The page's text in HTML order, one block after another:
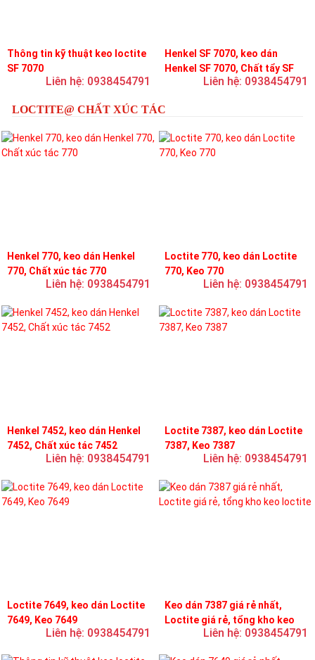
Thông tin kỹ thuật keo loctite
SF 7070
Liên hệ: 0938454791
Henkel SF 7070, keo dán
Henkel SF 7070, Chất tẩy SF
Liên hệ: 0938454791
LOCTITE@ CHẤT XÚC TÁC
Henkel 770, keo dán Henkel
770, Chất xúc tác 770
Liên hệ: 0938454791
Loctite 770, keo dán Loctite
770, Keo 770
Liên hệ: 0938454791
Henkel 7452, keo dán Henkel
7452, Chất xúc tác 7452
Liên hệ: 0938454791
Loctite 7387, keo dán Loctite
7387, Keo 7387
Liên hệ: 0938454791
Loctite 7649, keo dán Loctite
7649, Keo 7649
Liên hệ: 0938454791
Keo dán 7387 giá rẻ nhất,
Loctite giá rẻ, tổng kho keo
Liên hệ: 0938454791